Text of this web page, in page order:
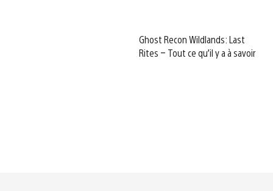
Ghost Recon Wildlands: Last
Rites – Tout ce qu’il y a à savoir